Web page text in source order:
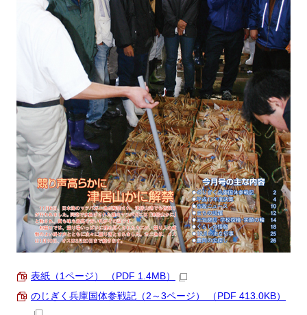
表紙（1ページ） （PDF 1.4MB）
のじぎく兵庫国体参戦記（2～3ページ） （PDF 413.0KB）